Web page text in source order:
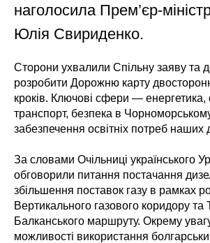
наголосила Прем’єр-
Юлія Свириденко.
Сторони ухвалили Спільну заяву та
розробити Дорожню карту
кроків. Ключові сфери — енергетика,
транспорт, безпека в Чорноморському
забезпечення освітніх потреб наших
За словами Очільниці українського
обговорили питання постачання
збільшення поставок газу в рамках
Вертикального газового коридору та
Балканського маршруту. Окрему
можливості використання